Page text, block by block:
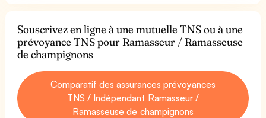
Souscrivez en ligne à une mutuelle TNS ou à une
prévoyance TNS pour Ramasseur / Ramasseuse
de champignons
Comparatif des assurances prévoyances
TNS / Indépendant Ramasseur /
Ramasseuse de champignons